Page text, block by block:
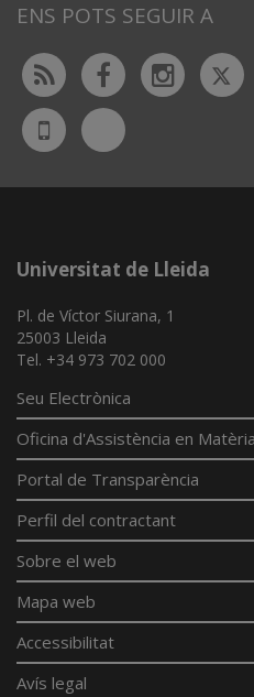
ENS POTS SEGUIR A
Rss Facebook
UdL
App
Bluesky
Universitat de Lleida
Pl. de Víctor Siurana, 1
25003 Lleida
Tel. +34 973 702 000
Seu Electrònica
Oficina d'Assistència en
Portal de Transparència
Perfil del contractant
Sobre el web
Mapa web
Accessibilitat
Avís legal